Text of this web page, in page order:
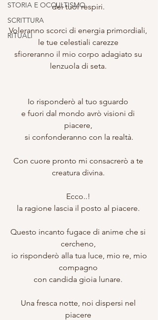
STORIA E OCCULTISMO
SCRITTURA
RITUALI
dei tuoi respiri.
Voleranno scorci di energia primordiali,
le tue celestiali carezze
sfioreranno il mio corpo adagiato su
lenzuola di seta.
Io risponderò al tuo sguardo
e fuori dal mondo avrò visioni di
piacere,
si confonderanno con la realtà.
Con cuore pronto mi consacrerò a te
creatura divina.
Ecco..!
la ragione lascia il posto al piacere.
Questo incanto fugace di anime che si
cercheno,
compagno
con candida gioia lunare.
Una fresca notte, noi dispersi nel
piacere